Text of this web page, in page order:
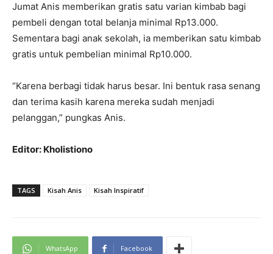
Jumat Anis memberikan gratis satu varian kimbab bagi
pembeli dengan total belanja minimal Rp13.000.
Sementara bagi anak sekolah, ia memberikan satu kimbab
gratis untuk pembelian minimal Rp10.000.
“Karena berbagi tidak harus besar. Ini bentuk rasa senang
dan terima kasih karena mereka sudah menjadi
pelanggan,” pungkas Anis.
Editor: Kholistiono
TAGS Kisah Anis Kisah Inspiratif
WhatsApp Facebook